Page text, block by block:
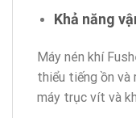
Khả năng
Máy nén khí
thiểu tiếng ồn và
máy trục vít và